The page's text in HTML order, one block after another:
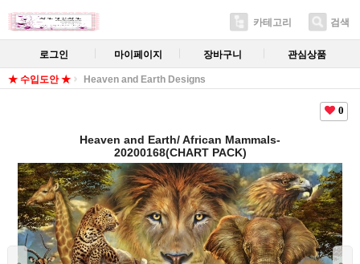
카테고리 검색
로그인 마이페이지 장바구니 관심상품
★ 수입도안 ★ Heaven and Earth Designs
0
Heaven and Earth/ African Mammals-
20200168(CHART PACK)